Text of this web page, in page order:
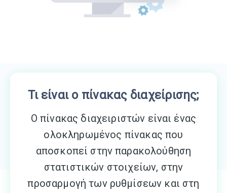
Τι είναι ο πίνακας διαχείρισης;
Ο πίνακας διαχειριστών είναι ένας
ολοκληρωμένος πίνακας που
αποσκοπεί στην παρακολούθηση
στατιστικών στοιχείων, στην
προσαρμογή των ρυθμίσεων και στη